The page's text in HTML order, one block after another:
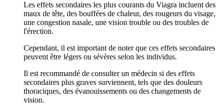
Les effets secondaires les plus courants du Viagra incluent des
maux de tête, des bouffées de chaleur, des rougeurs du visage,
une congestion nasale, une vision trouble ou des troubles de
l'érection.
Cependant, il est important de noter que ces effets secondaires
peuvent être légers ou sévères selon les individus.
Il est recommandé de consulter un médecin si des effets
secondaires plus graves surviennent, tels que des douleurs
thoraciques, des évanouissements ou des changements de
vision.